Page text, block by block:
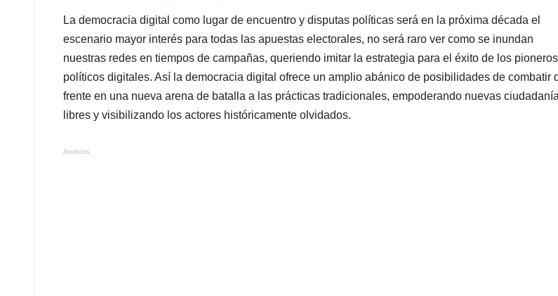
La democracia digital como lugar de encuentro y disputas políticas será en la próxima década el
escenario mayor interés para todas las apuestas electorales, no será raro ver como se inundan
nuestras redes en tiempos de campañas, queriendo imitar la estrategia para el éxito de los pioneros
políticos digitales. Así la democracia digital ofrece un amplio abánico de posibilidades de combatir
frente en una nueva arena de batalla a las prácticas tradicionales, empoderando nuevas
libres y visibilizando los actores históricamente olvidados.
Anuncios.